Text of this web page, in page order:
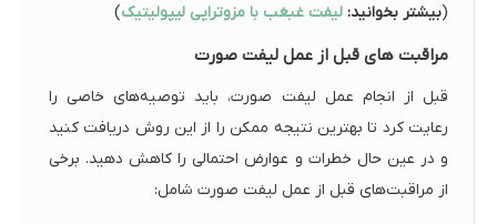
(بیشتر بخوانید: لیفت غبغب با مزوتراپی لیپولیتیک)
مراقبت های قبل از عمل لیفت صورت
قبل از انجام عمل لیفت صورت، باید توصیه‌های خاصی را
رعایت کرد تا بهترین نتیجه ممکن را از این روش دریافت کنید
و در عین حال خطرات و عوارض احتمالی را کاهش دهید. برخی
از مراقبت‌های قبل از عمل لیفت صورت شامل: